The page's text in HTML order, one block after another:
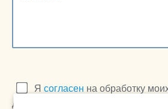
Я согласен на обработку
данных в соответствии с